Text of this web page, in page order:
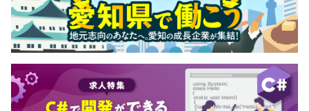
定期昇給制度：年1回
ん、営業担当も現場などでレイアウト提案できるス
キルを備えていますので、 迅速・スピード対応を実
現。 ⑥実物だから実感できるシミュレーションスタ
ジオ 約400坪のスペースに天井高5メートルの大規模
のシミュレーションスタジオを完備。 ⑦ブランド価
値を高めるオーダーメイド オリジナルのマネキンか